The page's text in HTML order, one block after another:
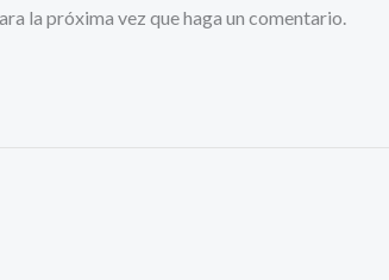
la próxima vez que haga un comentario.